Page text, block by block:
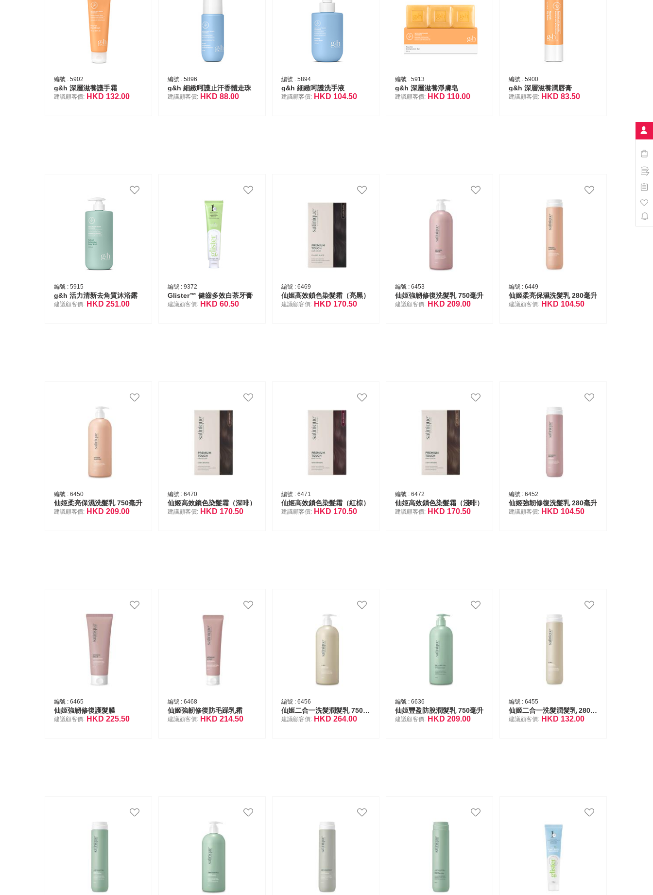
編號 : 5902
g&h 深層滋養護手霜
建議顧客價: HKD 132.00
編號 : 5896
g&h 細緻呵護止汗香體走珠
建議顧客價: HKD 88.00
編號 : 5894
g&h 細緻呵護洗手液
建議顧客價: HKD 104.50
編號 : 5913
g&h 深層滋養淨膚皂
建議顧客價: HKD 110.00
編號 : 5900
g&h 深層滋養潤唇膏
建議顧客價: HKD 83.50
編號 : 5915
g&h 活力清新去角質沐浴露
建議顧客價: HKD 251.00
編號 : 9372
Glister™ 健齒多效白茶牙膏
建議顧客價: HKD 60.50
編號 : 6469
仙姬高效鎖色染髮霜（亮黑）
建議顧客價: HKD 170.50
編號 : 6453
仙姬強韌修復洗髮乳 750毫升
建議顧客價: HKD 209.00
編號 : 6449
仙姬柔亮保濕洗髮乳 280毫升
建議顧客價: HKD 104.50
編號 : 6450
仙姬柔亮保濕洗髮乳 750毫升
建議顧客價: HKD 209.00
編號 : 6470
仙姬高效鎖色染髮霜（深啡）
建議顧客價: HKD 170.50
編號 : 6471
仙姬高效鎖色染髮霜（紅棕）
建議顧客價: HKD 170.50
編號 : 6472
仙姬高效鎖色染髮霜（淺啡）
建議顧客價: HKD 170.50
編號 : 6452
仙姬強韌修復洗髮乳 280毫升
建議顧客價: HKD 104.50
編號 : 6465
仙姬強韌修復護髮膜
建議顧客價: HKD 225.50
編號 : 6468
仙姬強韌修復防毛躁乳霜
建議顧客價: HKD 214.50
編號 : 6456
仙姬二合一洗髮潤髮乳 750毫升
建議顧客價: HKD 264.00
編號 : 6636
仙姬豐盈防脫潤髮乳 750毫升
建議顧客價: HKD 209.00
編號 : 6455
仙姬二合一洗髮潤髮乳 280毫升
建議顧客價: HKD 132.00